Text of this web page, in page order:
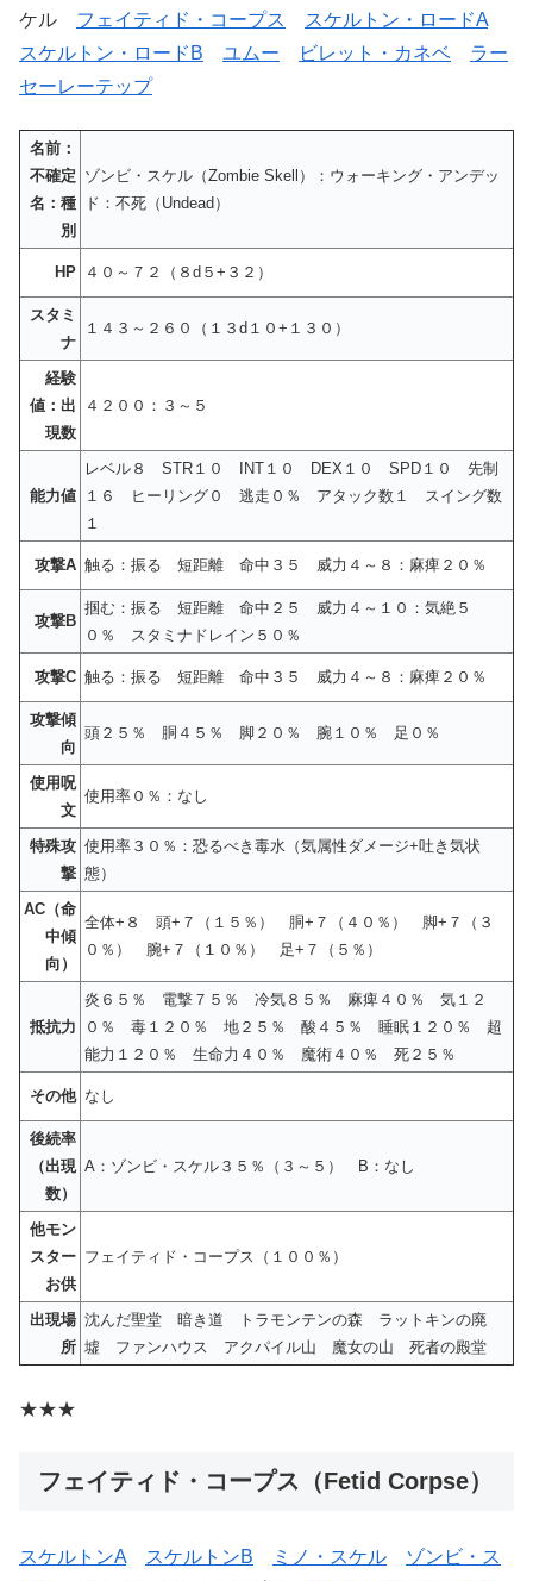
ケル フェイティド・コープス
スケルトン・ロードA
スケルトン・ロードB
ユムー ビレット・カネベ
ラー
セーレーテップ
名前：
不確定
名：種
別
ゾンビ・スケル（Zombie Skell）：ウォーキング・アンデッ
ド：不死（Undead）
HP ４０～７２（８d５+３２）
スタミ
ナ
１４３～２６０（１３d１０+１３０）
経験
値：出
現数
４２００：３～５
能力値
レベル８ STR１０ INT１０ DEX１０ SPD１０ 先制
１６ ヒーリング０ 逃走０％ アタック数１ スイング数
１
攻撃A 触る：振る 短距離 命中３５ 威力４～８：麻痺２０％
攻撃B
掴む：振る 短距離 命中２５ 威力４～１０：気絶５
０％ スタミナドレイン５０％
攻撃C 触る：振る 短距離 命中３５ 威力４～８：麻痺２０％
攻撃傾
向
頭２５％ 胴４５％ 脚２０％ 腕１０％ 足０％
使用呪
文
使用率０％：なし
特殊攻
撃
使用率３０％：恐るべき毒水（気属性ダメージ+吐き気状
態）
AC（命
中傾
向）
全体+８ 頭+７（１５％） 胴+７（４０％） 脚+７（３
０％） 腕+７（１０％） 足+７（５％）
抵抗力
炎６５％ 電撃７５％ 冷気８５％ 麻痺４０％ 気１２
０％ 毒１２０％ 地２５％ 酸４５％ 睡眠１２０％ 超
能力１２０％ 生命力４０％ 魔術４０％ 死２５％
その他 なし
後続率
（出現
数）
A：ゾンビ・スケル３５％（３～５） B：なし
他モン
スター
お供
フェイティド・コープス（１００％）
出現場
所
沈んだ聖堂 暗き道 トラモンテンの森 ラットキンの廃
墟 ファンハウス アクパイル山 魔女の山 死者の殿堂
★★★
フェイティド・コープス（Fetid Corpse）
スケルトンA スケルトンB ミノ・スケル
ゾンビ・ス